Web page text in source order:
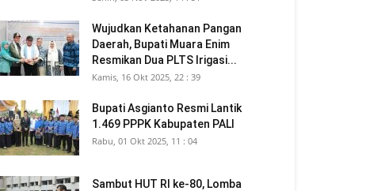
Wujudkan Ketahanan Pangan
Daerah, Bupati Muara Enim
Resmikan Dua PLTS Irigasi...
Kamis, 16 Okt 2025, 22 : 39
Bupati Asgianto Resmi Lantik
1.469 PPPK Kabupaten PALI
Rabu, 01 Okt 2025, 11 : 04
Sambut HUT RI ke-80, Lomba